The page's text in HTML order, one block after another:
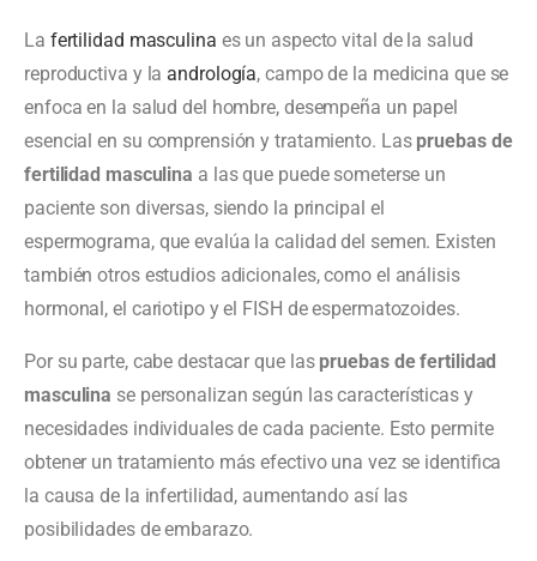
La fertilidad masculina es un aspecto vital de la salud
reproductiva y la andrología, campo de la medicina que se
enfoca en la salud del hombre, desempeña un papel
esencial en su comprensión y tratamiento. Las pruebas de
fertilidad masculina a las que puede someterse un
paciente son diversas, siendo la principal el
espermograma, que evalúa la calidad del semen. Existen
también otros estudios adicionales, como el análisis
hormonal, el cariotipo y el FISH de espermatozoides.
Por su parte, cabe destacar que las pruebas de fertilidad
masculina se personalizan según las características y
necesidades individuales de cada paciente. Esto permite
obtener un tratamiento más efectivo una vez se identifica
la causa de la infertilidad, aumentando así las
posibilidades de embarazo.